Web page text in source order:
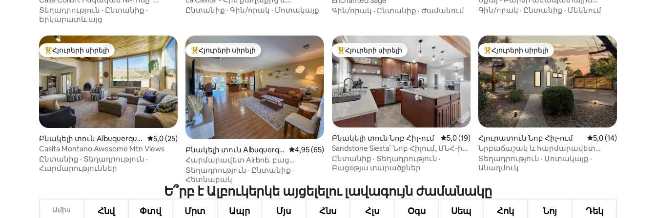
քայլեր դեպի հին քաղաք
Տեղադրություն · Ընտանիք ·
Երկարատև այց
կենտրոնից մի քանի րոպե
Ընտանիք · Գին/որակ · Մոտակայք
Գին/որակ · Ընտանիք · Ժամանում
օազիս
Գին/որակ · Ընտանիք · Մեկնում
Հյուրերի սիրելի լավագույն տները
Հյուրերի սիրելի
Բնակելի տուն Albuquerque
-ում
Միջին վարկանիշը՝ 5-ից 5,0, 25 կարծիք
5,0 (25)
Casita Montano Awesome Mtn Views
Ընտանիք · Տեղադրություն ·
Հարմարություններ
Հյուրերի սիրելի լավագույն տները
Հյուրերի սիրելի
Բնակելի տուն Albuquerqu
e-ում
Միջին վարկանիշը՝ 5-ից 4,95, 65 կարծիք
4,95 (65)
Հարմարավետ Airbnb. բաց
հյուրասենյակ՝ հետնաբակով
Տեղադրություն · Ընտանիք ·
Հետնաբակ
Հյուրերի սիրելի լավագույն տները
Հյուրերի սիրելի
Բնակելի տուն Նոբ Հիլ-ում Միջին վարկանիշը՝ 5-ից 5,0, 19 կարծիք
5,0 (19)
Sandstone Siesta՝ Նոբ Հիլում, ՄՆՀ-ի
մոտակայքում։
Ընտանիք · Տեղադրություն ·
Բացօթյա տարածքներ
Հյուրերի սիրելի լավագույն տները
Հյուրերի սիրելի
Հյուրատուն Նոբ Հիլ-ում Միջին
5,0 (14)
Նրբաճաշակ և հարմարավետ
քաղաքային հանգստավայր Նոբ
Հիլի սրտում
Տեղադրություն · Մոտակայք ·
Անաղմուկ
Ե՞րբ է Ալբուկերկե այցելելու լավագույն ժամանակը
Ամիս Հնվ Փտվ Մրտ Ապր Մյս Հնս Հլս Օգս Սեպ Հոկ Նոյ Դեկ